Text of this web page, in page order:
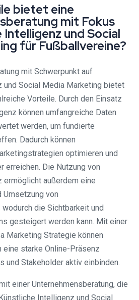
bietet eine
mit Fokus
und Social
für Fußballvereine?
mit Schwerpunkt auf
und Social Media Marketing bietet
Vorteile. Durch den Einsatz
können umfangreiche Daten
werden, um fundierte
Dadurch können
optimieren und
erreichen. Die Nutzung von
ermöglicht außerdem eine
Umsetzung von
wodurch die Sichtbarkeit und
gesteigert werden kann. Mit einer
Marketing Strategie können
eine starke Online-Präsenz
und Stakeholder aktiv einbinden.
einer Unternehmensberatung, die
Intelligenz und Social